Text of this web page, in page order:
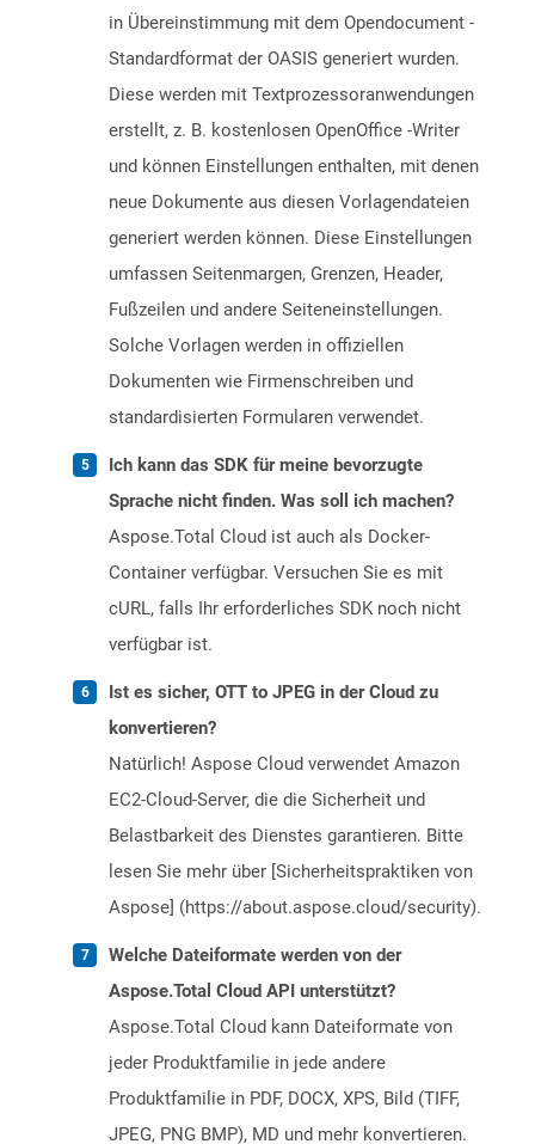
in Übereinstimmung mit dem Opendocument -
Standardformat der OASIS generiert wurden.
Diese werden mit Textprozessoranwendungen
erstellt, z. B. kostenlosen OpenOffice -Writer
und können Einstellungen enthalten, mit denen
neue Dokumente aus diesen Vorlagendateien
generiert werden können. Diese Einstellungen
umfassen Seitenmargen, Grenzen, Header,
Fußzeilen und andere Seiteneinstellungen.
Solche Vorlagen werden in offiziellen
Dokumenten wie Firmenschreiben und
standardisierten Formularen verwendet.
Ich kann das SDK für meine bevorzugte
Sprache nicht finden. Was soll ich machen?
Aspose.Total Cloud ist auch als Docker-
Container verfügbar. Versuchen Sie es mit
cURL, falls Ihr erforderliches SDK noch nicht
verfügbar ist.
Ist es sicher, OTT to JPEG in der Cloud zu
konvertieren?
Natürlich! Aspose Cloud verwendet Amazon
EC2-Cloud-Server, die die Sicherheit und
Belastbarkeit des Dienstes garantieren. Bitte
lesen Sie mehr über [Sicherheitspraktiken von
Aspose] (https://about.aspose.cloud/security).
Welche Dateiformate werden von der
Aspose.Total Cloud API unterstützt?
Aspose.Total Cloud kann Dateiformate von
jeder Produktfamilie in jede andere
Produktfamilie in PDF, DOCX, XPS, Bild (TIFF,
JPEG, PNG BMP), MD und mehr konvertieren.